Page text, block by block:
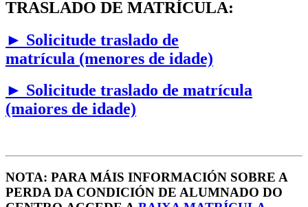
TRASLADO DE MATRÍCULA:
► Solicitude traslado de
matrícula (menores de idade)
► Solicitude traslado de matrícula
(maiores de idade)
NOTA: PARA MÁIS INFORMACIÓN SOBRE A
PERDA DA CONDICIÓN DE ALUMNADO DO